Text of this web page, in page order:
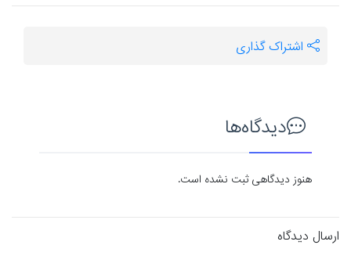
اشتراک گذاری
دیدگاه‌ها
هنوز دیدگاهی ثبت نشده است.
ارسال دیدگاه